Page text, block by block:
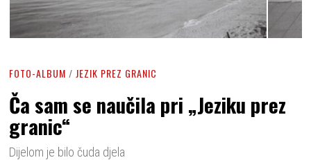
FOTO-ALBUM / JEZIK PREZ GRANIC
Ča sam se naučila pri „Jeziku prez
granic“
Dijelom je bilo čuda djela